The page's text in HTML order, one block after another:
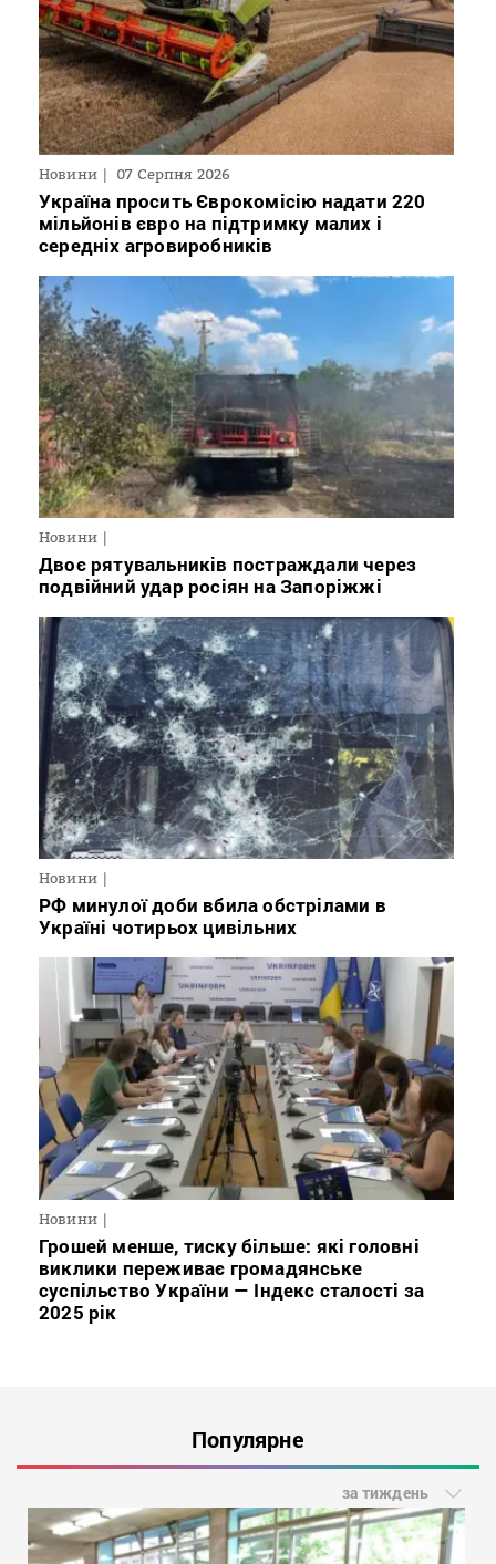
Новини 07 Серпня 2026
Україна просить Єврокомісію надати 220
мільйонів євро на підтримку малих і
середніх агровиробників
Новини
Двоє рятувальників постраждали через
подвійний удар росіян на Запоріжжі
Новини
РФ минулої доби вбила обстрілами в
Україні чотирьох цивільних
Новини
Грошей менше, тиску більше: які головні
виклики переживає громадянське
суспільство України — Індекс сталості за
2025 рік
Популярне
за тиждень